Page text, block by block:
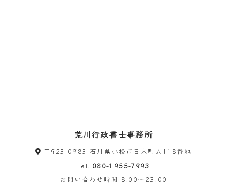
荒川行政書士事務所
〒923-0983 石川県小松市日末町ム118番地
Tel. 080-1955-7993
お問い合わせ時間 8:00～23:00